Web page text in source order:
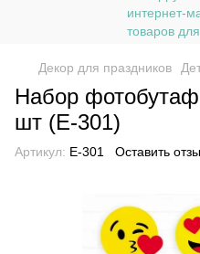
Декор для праздников
Набор
шт (E-301)
Артикул: E-301 Оставить